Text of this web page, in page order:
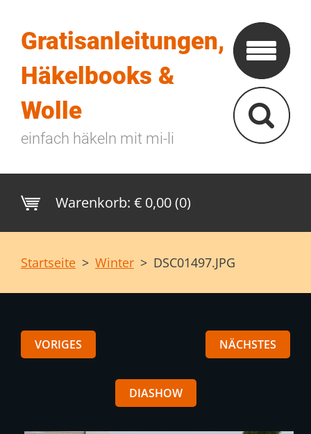
Gratisanleitungen,
Häkelbooks &
Wolle
einfach häkeln mit mi-li
Warenkorb: € 0,00 (0)
Startseite > Winter > DSC01497.JPG
VORIGES NÄCHSTES
DIASHOW